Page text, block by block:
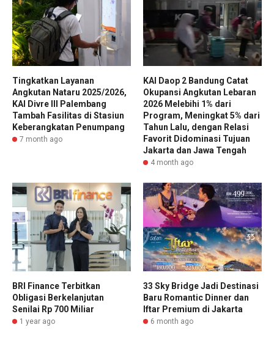
Tingkatkan Layanan
Angkutan Nataru 2025/2026,
KAI Divre III Palembang
Tambah Fasilitas di Stasiun
Keberangkatan Penumpang
7 month ago
KAI Daop 2 Bandung Catat
Okupansi Angkutan Lebaran
2026 Melebihi 1% dari
Program, Meningkat 5% dari
Tahun Lalu, dengan Relasi
Favorit Didominasi Tujuan
Jakarta dan Jawa Tengah
4 month ago
BRI Finance Terbitkan
Obligasi Berkelanjutan
Senilai Rp 700 Miliar
1 year ago
33 Sky Bridge Jadi Destinasi
Baru Romantic Dinner dan
Iftar Premium di Jakarta
6 month ago